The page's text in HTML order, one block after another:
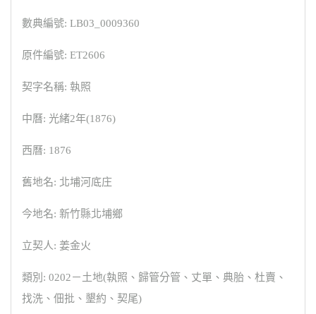
數典編號: LB03_0009360
原件編號: ET2606
契字名稱: 執照
中曆: 光緒2年(1876)
西曆: 1876
舊地名: 北埔河底庄
今地名: 新竹縣北埔鄉
立契人: 姜金火
類別: 0202－土地(執照、歸管分管、丈單、典胎、杜賣、
找洗、佃批、墾約、契尾)